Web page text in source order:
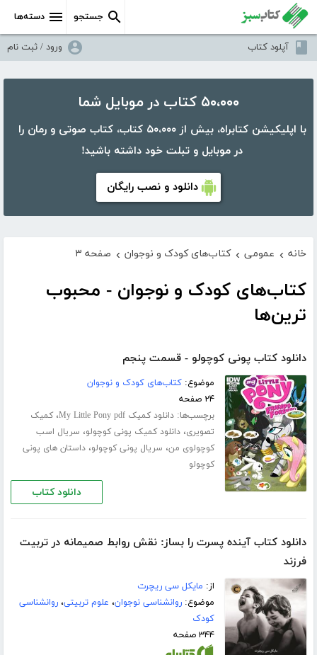
دسته‌ها جستجو
آپلود کتاب ورود / ثبت نام
۵۰،۰۰۰ کتاب در موبایل شما
با اپلیکیشن کتابراه، بیش از ۵۰،۰۰۰ کتاب، کتاب صوتی و رمان را
در موبایل و تبلت خود داشته باشید!
دانلود و نصب رایگان
خانه › عمومی › کتاب‌های کودک و نوجوان › صفحه ۳
کتاب‌های کودک و نوجوان - محبوب
ترین‌ها
دانلود کتاب پونی کوچولو - قسمت پنجم
موضوع:کتاب‌های کودک و نوجوان
۲۴ صفحه
برچسب‌ها:دانلود کمیک My Little Pony pdf ،کمیک
تصویری،دانلود کمیک پونی کوچولو، سریال اسب
کوچولوی من، سریال پونی کوچولو،داستان های پونی
کوچولو
دانلود کتاب
دانلود کتاب آینده پسرت را بساز: نقش روابط صمیمانه در تربیت
فرزند
از: مایکل سی ریچرت
موضوع:روانشناسی نوجوان، علوم تربیتی،روانشناسی
کودک
۳۴۴ صفحه